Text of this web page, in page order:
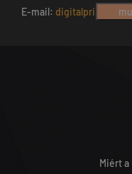
E-mail:
Miért